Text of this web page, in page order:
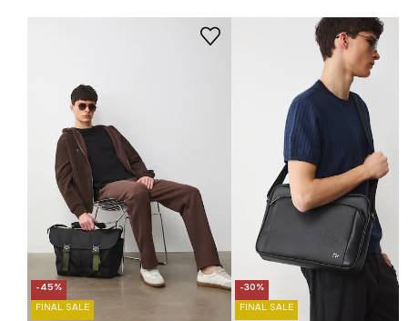
-45%
FINAL SALE
-30%
FINAL SALE